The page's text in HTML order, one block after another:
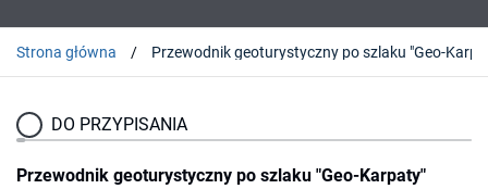
Strona główna
DO PRZYPISANIA
Przewodnik geoturystyczny po szlaku "Geo-Karpaty"